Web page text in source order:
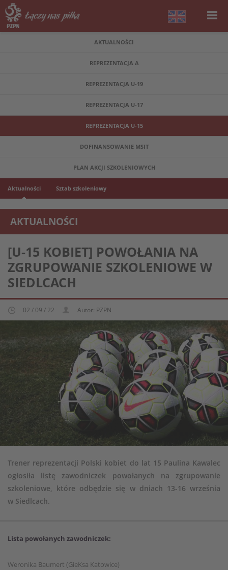
AKTUALNOŚCI
REPREZENTACJA A
REPREZENTACJA U-19
REPREZENTACJA U-17
REPREZENTACJA U-15
DOFINANSOWANIE MSIT
PLAN AKCJI SZKOLENIOWYCH
Aktualności Sztab szkoleniowy
AKTUALNOŚCI
REPREZENTACJA KOBIECA U-15
[U-15 KOBIET] POWOŁANIA NA
ZGRUPOWANIE SZKOLENIOWE W
SIEDLCACH
02 / 09 / 22 Autor: PZPN
Trener reprezentacji Polski kobiet do lat 15 Paulina Kawalec
ogłosiła listę zawodniczek powołanych na zgrupowanie
szkoleniowe, które odbędzie się w dniach 13-16 września
w Siedlcach.
Lista powołanych zawodniczek:
Weronika Baumert (GieKsa Katowice)